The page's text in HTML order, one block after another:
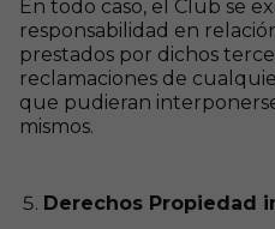
En todo caso, el Club se
responsabilidad en
prestados por dichos
reclamaciones de
que pudieran
mismos.
Derechos Propiedad